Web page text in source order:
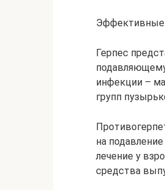
Эффективные
Герпес
инфекции –
групп
на
лечение у
средства